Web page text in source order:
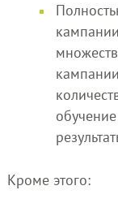
Кроме этого: